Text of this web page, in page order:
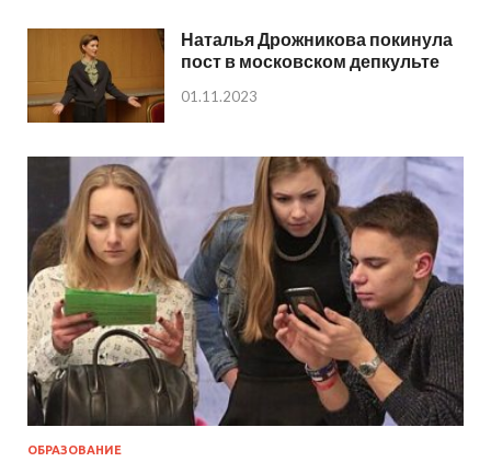
Наталья Дрожникова покинула
пост в московском депкульте
01.11.2023
ОБРАЗОВАНИЕ